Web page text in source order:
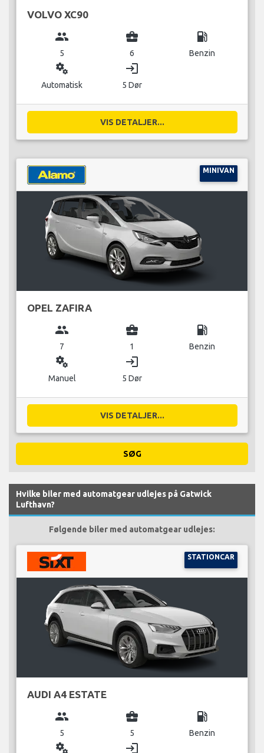
VOLVO XC90
group
5
business_center
6
local_gas_station
Benzin
miscellaneous_services
Automatisk
login
5 Dør
VIS DETALJER...
MINIVAN
OPEL ZAFIRA
group
7
business_center
1
local_gas_station
Benzin
miscellaneous_services
Manuel
login
5 Dør
VIS DETALJER...
SØG
Hvilke biler med automatgear udlejes på Gatwick
Lufthavn?
Følgende biler med automatgear udlejes:
STATIONCAR
AUDI A4 ESTATE
group
5
business_center
5
local_gas_station
Benzin
miscellaneous_services login